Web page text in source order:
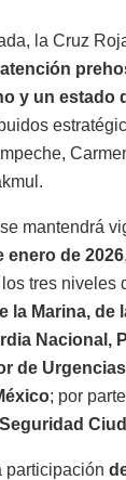
la Cruz
y un estado
mantendrá
enero de 2026
tres niveles
la Marina, de
Nacional,
de
; por
participación